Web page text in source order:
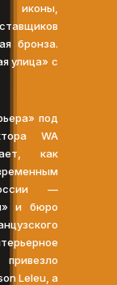
иконы,
бронза.
улица» с
под
WA
как
—
и бюро
Leleu, а